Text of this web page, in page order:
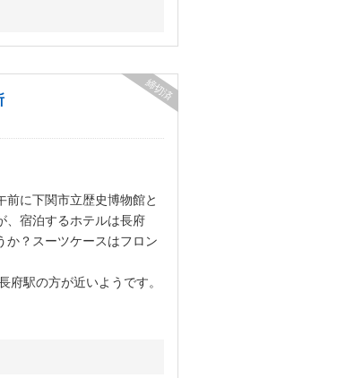
締切済
に下関市立歴史博物館と
、宿泊するホテルは長府
？スーツケースはフロン
駅の方が近いようです。